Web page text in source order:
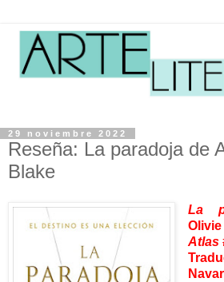
29 noviembre 2022
Reseña: La paradoja de
Blake
La
Atlas